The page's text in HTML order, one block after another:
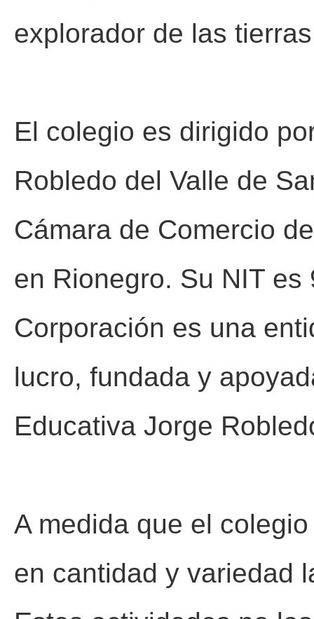
explorador de las
El colegio es dirigido
Robledo del Valle de
Cámara de Comercio
en Rionegro. Su NIT
Corporación es una
lucro, fundada y
Educativa Jorge
A medida que el
en cantidad y variedad